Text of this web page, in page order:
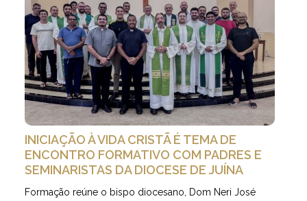
INICIAÇÃO À VIDA CRISTÃ É TEMA DE
ENCONTRO FORMATIVO COM PADRES E
SEMINARISTAS DA DIOCESE DE JUÍNA
Formação reúne o bispo diocesano, Dom Neri José